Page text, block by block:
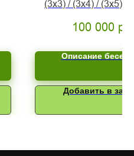
(3х3) / (3х4) / (3х5) /
100 000 р.
Описание
Добавить в